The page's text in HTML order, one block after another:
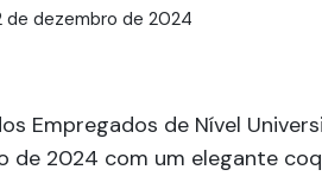
de dezembro de 2024
Empregados de Nível
de 2024 com um elegante